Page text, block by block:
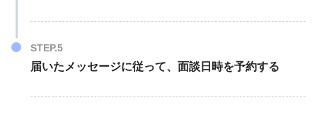
届いたメッセージに従って、面談日時を予約する